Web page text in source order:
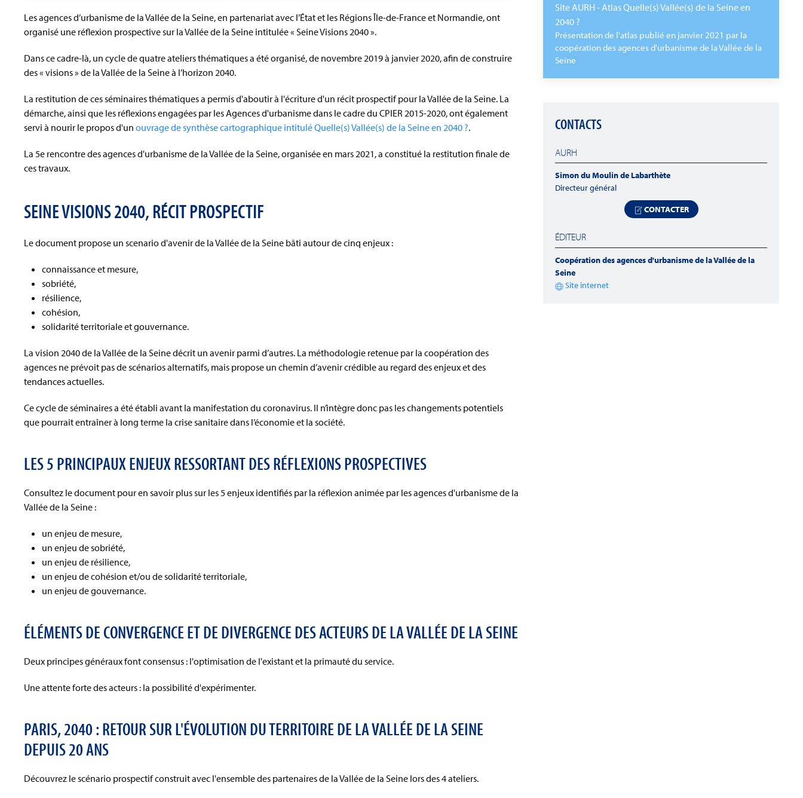
Les agences d’urbanisme de la Vallée de la Seine, en partenariat avec l’État et les Régions Île-de-France et Normandie, ont
organisé une réflexion prospective sur la Vallée de la Seine intitulée « Seine Visions 2040 ».
Dans ce cadre-là, un cycle de quatre ateliers thématiques a été organisé, de novembre 2019 à janvier 2020, afin de construire
des « visions » de la Vallée de la Seine à l’horizon 2040.
La restitution de ces séminaires thématiques a permis d'aboutir à l'écriture d'un récit prospectif pour la Vallée de la Seine. La
démarche, ainsi que les réflexions engagées par les Agences d'urbanisme dans le cadre du CPIER 2015-2020, ont également
servi à nourir le propos d'un ouvrage de synthèse cartographique intitulé Quelle(s) Vallée(s) de la Seine en 2040 ?.
La 5e rencontre des agences d'urbanisme de la Vallée de la Seine, organisée en mars 2021, a constitué la restitution finale de
ces travaux.
SEINE VISIONS 2040, RÉCIT PROSPECTIF
Le document propose un scenario d'avenir de la Vallée de la Seine bâti autour de cinq enjeux :
connaissance et mesure,
sobriété,
résilience,
cohésion,
solidarité territoriale et gouvernance.
La vision 2040 de la Vallée de la Seine décrit un avenir parmi d’autres. La méthodologie retenue par la coopération des
agences ne prévoit pas de scénarios alternatifs, mais propose un chemin d’avenir crédible au regard des enjeux et des
tendances actuelles.
Ce cycle de séminaires a été établi avant la manifestation du coronavirus. Il n’intègre donc pas les changements potentiels
que pourrait entraîner à long terme la crise sanitaire dans l’économie et la société.
LES 5 PRINCIPAUX ENJEUX RESSORTANT DES RÉFLEXIONS PROSPECTIVES
Consultez le document pour en savoir plus sur les 5 enjeux identifiés par la réflexion animée par les agences d'urbanisme de la
Vallée de la Seine :
un enjeu de mesure,
un enjeu de sobriété,
un enjeu de résilience,
un enjeu de cohésion et/ou de solidarité territoriale,
un enjeu de gouvernance.
ÉLÉMENTS DE CONVERGENCE ET DE DIVERGENCE DES ACTEURS DE LA VALLÉE DE LA SEINE
Deux principes généraux font consensus : l'optimisation de l'existant et la primauté du service.
Une attente forte des acteurs : la possibilité d'expérimenter.
PARIS, 2040 : RETOUR SUR L'ÉVOLUTION DU TERRITOIRE DE LA VALLÉE DE LA SEINE
DEPUIS 20 ANS
Découvrez le scénario prospectif construit avec l'ensemble des partenaires de la Vallée de la Seine lors des 4 ateliers.
Site AURH - Atlas Quelle(s) Vallée(s) de la Seine en
2040 ?
Présentation de l'atlas publié en janvier 2021 par la
coopération des agences d'urbanisme de la Vallée de la
Seine
CONTACTS
AURH
Simon du Moulin de Labarthète
Directeur général
CONTACTER
ÉDITEUR
Coopération des agences d'urbanisme de la Vallée de la
Seine
Site internet